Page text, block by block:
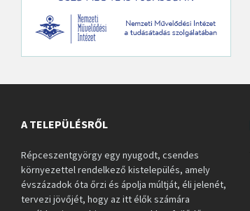
A TELEPÜLÉSRŐL
Répceszentgyörgy egy nyugodt, csendes
környezettel rendelkező kistelepülés, amely
évszázadok óta őrzi és ápolja múltját, éli jelenét,
tervezi jövőjét, hogy az itt élők számára